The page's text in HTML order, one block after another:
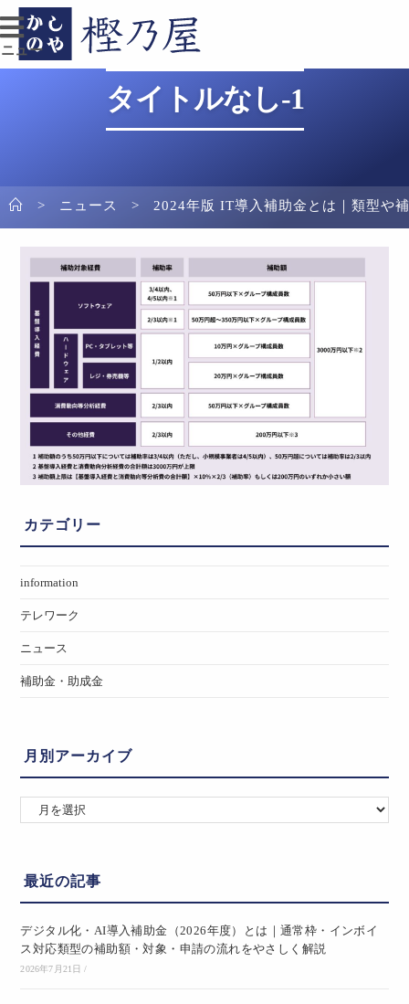
ュー
タイトルなし-1
> ニュース > 2024年版 IT導入補助金とは｜類型や
カテゴリー
information
テレワーク
ニュース
補助金・助成金
月別アーカイブ
最近の記事
デジタル化・AI導入補助金（2026年度）とは｜通常枠・インボイ
ス対応類型の補助額・対象・申請の流れをやさしく解説
2026年7月21日 /